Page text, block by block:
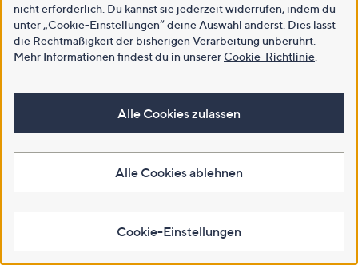
nicht erforderlich. Du kannst sie jederzeit widerrufen, indem du
unter „Cookie-Einstellungen“ deine Auswahl änderst. Dies lässt
die Rechtmäßigkeit der bisherigen Verarbeitung unberührt.
Mehr Informationen findest du in unsererCookie-Richtlinie
Alle Cookies zulassen
Alle Cookies ablehnen
Cookie-Einstellungen